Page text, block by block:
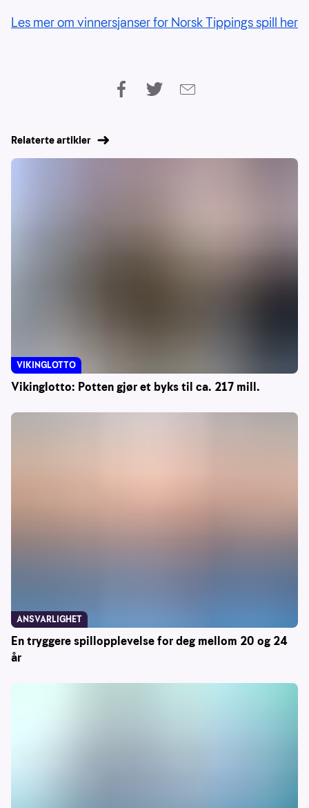
Les mer om vinnersjanser for Norsk Tippings spill her
Relaterte artikler
Vikinglotto: Potten gjør et byks til ca. 217 mill.
VIKINGLOTTO
En tryggere spillopplevelse for deg mellom 20 og 24
år
ANSVARLIGHET